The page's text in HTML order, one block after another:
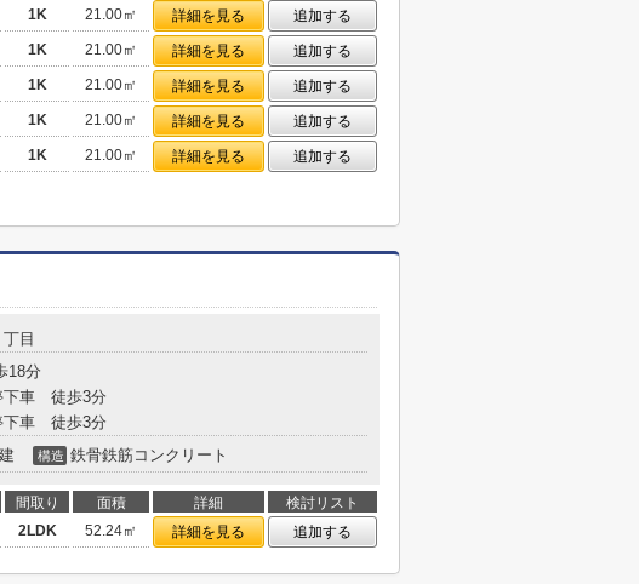
1K 21.00㎡ 詳細を見る
追加する
1K 21.00㎡ 詳細を見る
追加する
1K 21.00㎡ 詳細を見る
追加する
1K 21.00㎡ 詳細を見る
追加する
1K 21.00㎡ 詳細を見る 追加する
丁目
18分
下車 徒歩3分
下車 徒歩3分
構造 鉄骨鉄筋コンクリート
間取り 面積 詳細
検討リスト
2LDK 52.24㎡ 詳細を見る 追加する